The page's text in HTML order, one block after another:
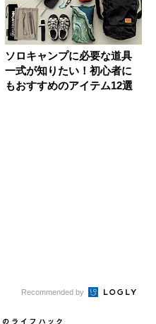
ソロキャンプに必要な道具
一式が知りたい！初心者に
もおすすめのアイテム12選
Recommended by